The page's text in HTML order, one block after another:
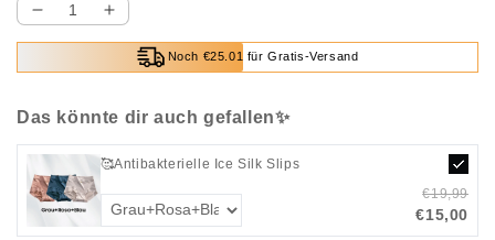
Verringere
die
Boho-
mit
langen
Ärmeln
und
Erhöhe
die
Menge
Boho-
mit
Ärmeln
und
Noch €25.01 für Gratis-Versand
Das könnte dir auch gefallen✨
🥰Antibakterielle Ice Silk Slips
€19,99
€15,00